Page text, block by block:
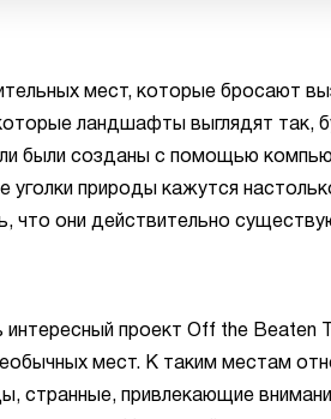
мест, которые бросают
ландшафты выглядят так,
были созданы с помощью
уголки природы кажутся
что они действительно
интересный проект Off the Beaten
мест. К таким местам
странные, привлекающие